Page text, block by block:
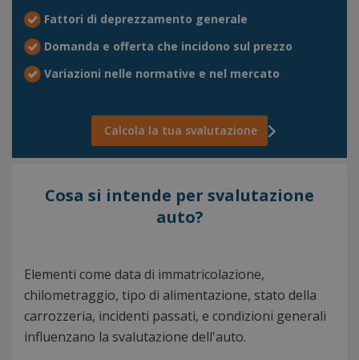
Fattori di deprezzamento generale
Domanda e offerta che incidono sul prezzo
Variazioni nelle normative e nel mercato
Calcola la tua svalutazione
Cosa si intende per svalutazione
auto?
Elementi come data di immatricolazione,
chilometraggio, tipo di alimentazione, stato della
carrozzeria, incidenti passati, e condizioni generali
influenzano la svalutazione dell'auto.